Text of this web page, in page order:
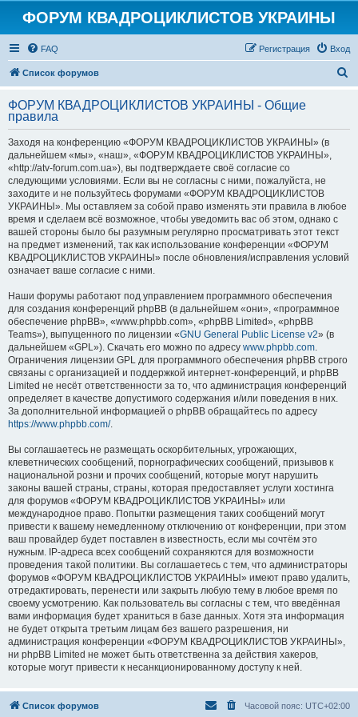
ФОРУМ КВАДРОЦИКЛИСТОВ УКРАИНЫ
FAQ Вход
Регистрация
Список форумов
с
ФОРУМ КВАДРОЦИКЛИСТОВ УКРАИНЫ - Общие
правила
Заходя на конференцию «ФОРУМ КВАДРОЦИКЛИСТОВ УКРАИНЫ» (в
дальнейшем «мы», «наш», «ФОРУМ КВАДРОЦИКЛИСТОВ УКРАИНЫ»,
«http://atv-forum.com.ua»), вы подтверждаете своё согласие со
следующими условиями. Если вы не согласны с ними, пожалуйста, не
заходите и не пользуйтесь форумами «ФОРУМ КВАДРОЦИКЛИСТОВ
УКРАИНЫ». Мы оставляем за собой право изменять эти правила в любое
время и сделаем всё возможное, чтобы уведомить вас об этом, однако с
вашей стороны было бы разумным регулярно просматривать этот текст
на предмет изменений, так как использование конференции «ФОРУМ
КВАДРОЦИКЛИСТОВ УКРАИНЫ» после обновления/исправления условий
означает ваше согласие с ними.
Наши форумы работают под управлением программного обеспечения
для создания конференций phpBB (в дальнейшем «они», «программное
обеспечение phpBB», «www.phpbb.com», «phpBB Limited», «phpBB
Teams»), выпущенного по лицензии «GNU General Public License v2» (в
дальнейшем «GPL»). Скачать его можно по адресу www.phpbb.com.
Ограничения лицензии GPL для программного обеспечения phpBB строго
связаны с организацией и поддержкой интернет-конференций, и phpBB
Limited не несёт ответственности за то, что администрация конференций
определяет в качестве допустимого содержания и/или поведения в них.
За дополнительной информацией о phpBB обращайтесь по адресу
https://www.phpbb.com/.
Вы соглашаетесь не размещать оскорбительных, угрожающих,
клеветнических сообщений, порнографических сообщений, призывов к
национальной розни и прочих сообщений, которые могут нарушить
законы вашей страны, страны, которая предоставляет услуги хостинга
для форумов «ФОРУМ КВАДРОЦИКЛИСТОВ УКРАИНЫ» или
международное право. Попытки размещения таких сообщений могут
привести к вашему немедленному отключению от конференции, при этом
ваш провайдер будет поставлен в известность, если мы сочтём это
нужным. IP-адреса всех сообщений сохраняются для возможности
проведения такой политики. Вы соглашаетесь с тем, что администраторы
форумов «ФОРУМ КВАДРОЦИКЛИСТОВ УКРАИНЫ» имеют право удалить,
отредактировать, перенести или закрыть любую тему в любое время по
своему усмотрению. Как пользователь вы согласны с тем, что введённая
вами информация будет храниться в базе данных. Хотя эта информация
не будет открыта третьим лицам без вашего разрешения, ни
администрация конференции «ФОРУМ КВАДРОЦИКЛИСТОВ УКРАИНЫ»,
ни phpBB Limited не может быть ответственна за действия хакеров,
которые могут привести к несанкционированному доступу к ней.
Список форумов Часовой пояс: UTC+02:00